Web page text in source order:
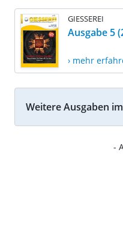
GIESSEREI
Ausgabe 5
› mehr
Weitere Ausgaben
-